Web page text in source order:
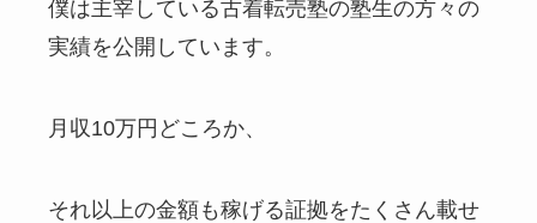
僕は主宰している古着転売塾の塾生の方々の
実績を公開しています。
月収10万円どころか、
それ以上の金額も稼げる証拠をたくさん載せ